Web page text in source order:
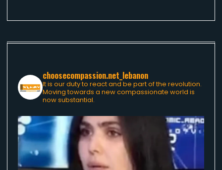
choosecompassion.net_lebanon
It is our duty to react and be part of the revolution.
Moving towards a new compassionate world is
now substantial.